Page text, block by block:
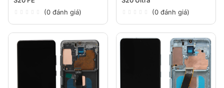
(0 đánh giá)
(0 đánh giá)